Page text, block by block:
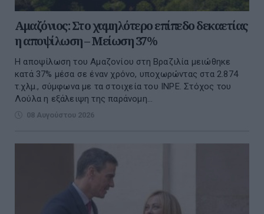
Αμαζόνιος: Στο χαμηλότερο επίπεδο δεκαετίας
η αποψίλωση – Μείωση 37%
Η αποψίλωση του Αμαζονίου στη Βραζιλία μειώθηκε
κατά 37% μέσα σε έναν χρόνο, υποχωρώντας στα 2.874
τ.χλμ., σύμφωνα με τα στοιχεία του INPE. Στόχος του
Λούλα η εξάλειψη της παράνομη...
08 Αυγούστου 2026